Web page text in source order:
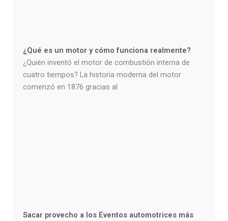
¿Qué es un motor y cómo funciona realmente?
¿Quién inventó el motor de combustión interna de
cuatro tiempos? La historia moderna del motor
comenzó en 1876 gracias al
Sacar provecho a los Eventos automotrices más